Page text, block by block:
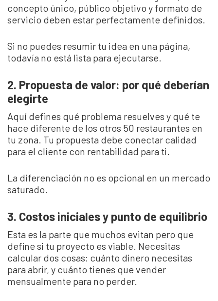
concepto único, público objetivo y formato de
servicio deben estar perfectamente definidos.
Si no puedes resumir tu idea en una página,
todavía no está lista para ejecutarse.
2. Propuesta de valor: por qué deberían
elegirte
Aquí defines qué problema resuelves y qué te
hace diferente de los otros 50 restaurantes en
tu zona. Tu propuesta debe conectar calidad
para el cliente con rentabilidad para ti.
La diferenciación no es opcional en un mercado
saturado.
3. Costos iniciales y punto de equilibrio
Esta es la parte que muchos evitan pero que
define si tu proyecto es viable. Necesitas
calcular dos cosas: cuánto dinero necesitas
para abrir, y cuánto tienes que vender
mensualmente para no perder.